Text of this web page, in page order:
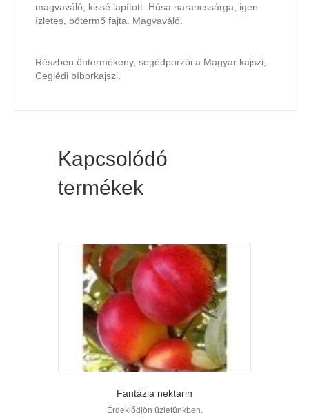
magvaváló, kissé lapított. Húsa narancssárga, igen
ízletes, bőtermő fajta. Magvaváló.
Részben öntermékeny, segédporzói a Magyar kajszi,
Ceglédi bíborkajszi.
Kapcsolódó
termékek
Fantázia nektarin
Érdeklődjön üzletünkben.